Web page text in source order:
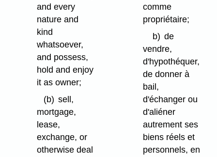
and every
nature and
kind
whatsoever,
and possess,
hold and enjoy
it as owner;
(b) sell,
mortgage,
lease,
exchange, or
otherwise deal
comme
propriétaire;
b) de
vendre,
d'hypothéquer,
de donner à
bail,
d'échanger ou
d'aliéner
autrement ses
biens réels et
personnels, en